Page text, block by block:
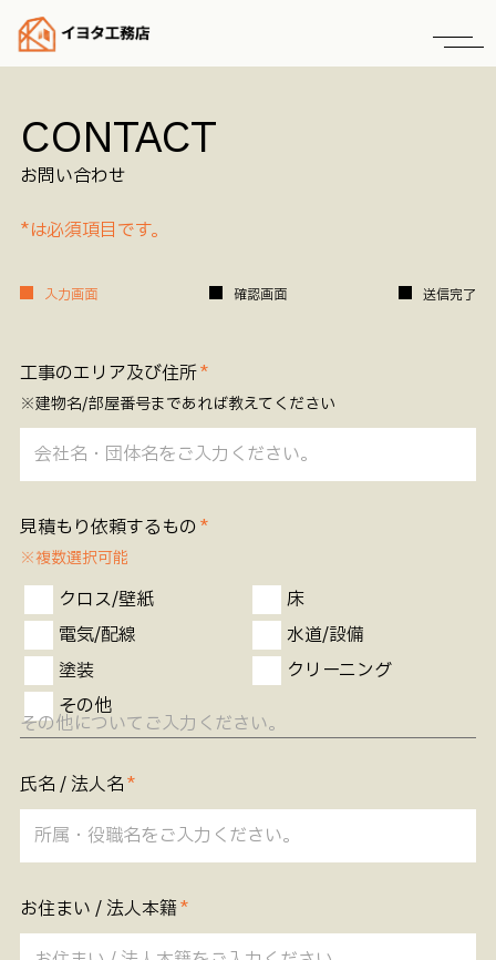
CONTACT
お問い合わせ
*は必須項目です。
入力画面 確認画面 送信完了
工事のエリア及び住所
※建物名/部屋番号まであれば教えてください
見積もり依頼するもの
※複数選択可能
クロス/壁紙
床
電気/配線
水道/設備
塗装
クリーニング
その他
氏名 / 法人名
お住まい / 法人本籍